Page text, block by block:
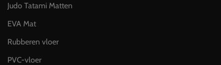
Judo Tatami Matten
EVA Mat
Rubberen vloer
PVC-vloer